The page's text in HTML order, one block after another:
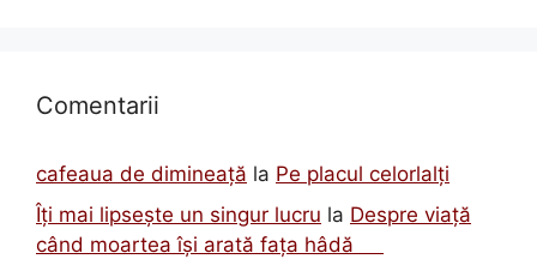
Comentarii
cafeaua de dimineață la Pe placul celorlalți
Îți mai lipsește un singur lucru la Despre viață
când moartea își arată fața hâdă